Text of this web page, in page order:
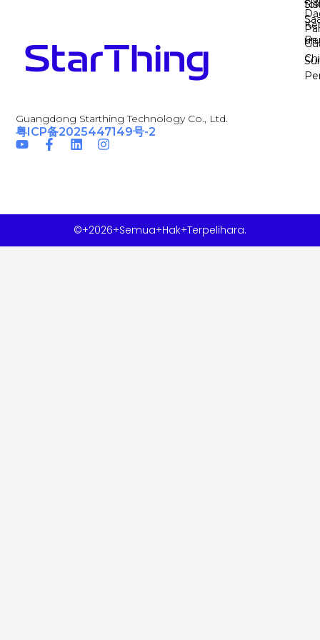
Guangdong Starthing Technology Co., Ltd.
粤ICP备2025447149号-2
©+2026+Semua+Hak+Terpelihara.